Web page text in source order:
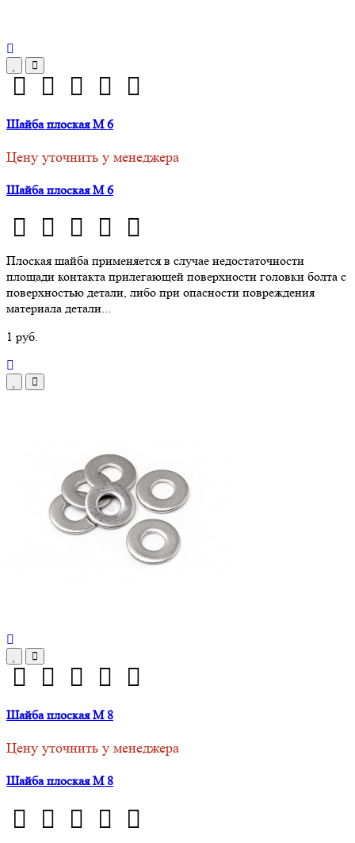
Шайба плоская М 6
Цену уточнить у менеджера
Шайба плоская М 6
Плоская шайба применяется в случае недостаточности
площади контакта прилегающей поверхности головки болта с
поверхностью детали, либо при опасности повреждения
материала детали...
1 руб.
Шайба плоская М 8
Цену уточнить у менеджера
Шайба плоская М 8